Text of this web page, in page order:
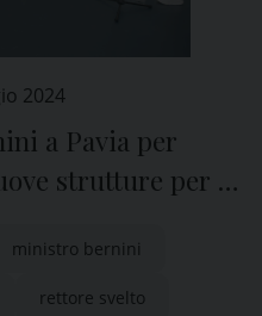
2024
a Pavia per
strutture per lo
ministro bernini
rettore svelto